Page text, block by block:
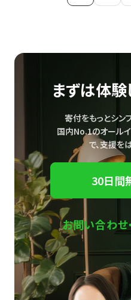
まずは体験
寄付をもっとシン
国内No.1のオール
で、支援をは
30日間
お問い合わせ